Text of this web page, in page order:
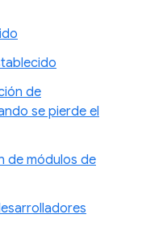
de
se pierde el
de módulos de